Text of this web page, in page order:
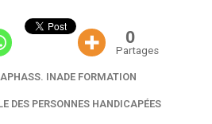
0
Partages
APHASS. INADE FORMATION
DES PERSONNES HANDICAPÉES